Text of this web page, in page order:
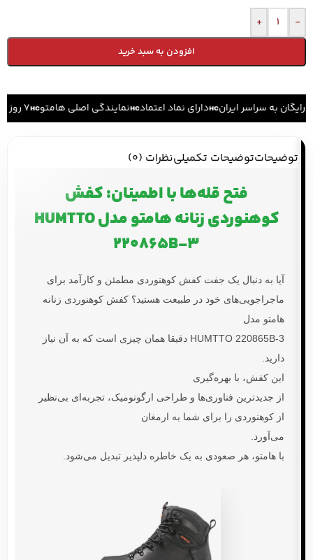
-
+
افزودن به سبد خرید
رایگان به سراسر ایران دارای نماد اعتماد نمایندگی اصلی هامتو ۷ روز ضمانت بازگشت کالا
توضیحاتتوضیحات تکمیلینظرات (0)
فتح قله‌ها با اطمینان: کفش
کوهنوردی زنانه هامتو مدل HUMTTO
220865B-3
آیا به دنبال یک جفت کفش کوهنوردی مطمئن و کارآمد برای
ماجراجویی‌های خود در طبیعت هستید؟ کفش کوهنوردی زنانه
هامتو مدل
HUMTTO 220865B-3 دقیقا همان چیزی است که به آن نیاز
دارید.
این کفش، با بهره‌گیری
از جدیدترین فناوری‌ها و طراحی ارگونومیک، تجربه‌ای بی‌نظیر
از کوهنوردی را برای شما به ارمغان
می‌آورد.
با هامتو، هر صعودی به یک خاطره دلپذیر تبدیل می‌شود.